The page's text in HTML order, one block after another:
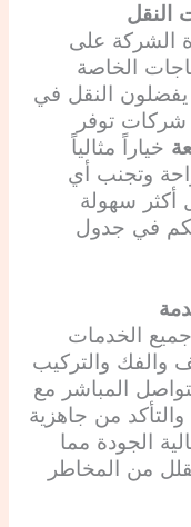
النقل
الشركة على
الخاصة
النقل في
شركات توفر
خياراً مثالياً
وتجنب أي
أكثر سهولة
في جدول
الخدمات
والفك والتركيب
المباشر مع
من جاهزية
الجودة مما
من المخاطر